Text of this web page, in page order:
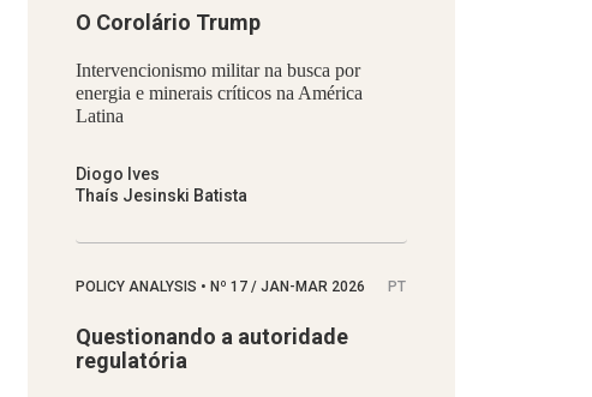
O Corolário Trump
Intervencionismo militar na busca por
energia e minerais críticos na América
Latina
Diogo Ives
Thaís Jesinski Batista
POLICY ANALYSIS • Nº 17 / JAN-MAR 2026 PT
Questionando a autoridade
regulatória